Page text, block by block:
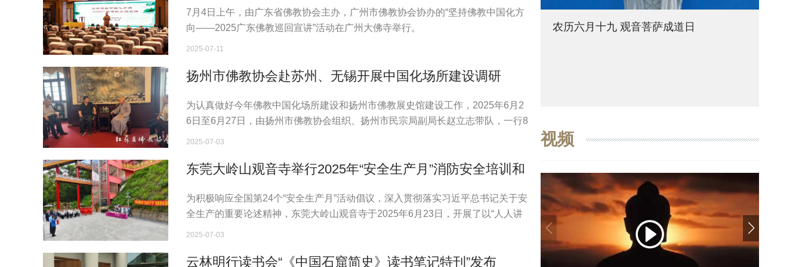
7月4日上午，由广东省佛教协会主办，广州市佛教协会协办的“坚持佛教中国化方
向——2025广东佛教巡回宣讲”活动在广州大佛寺举行。
2025-07-11
扬州市佛教协会赴苏州、无锡开展中国化场所建设调研
为认真做好今年佛教中国化场所建设和扬州市佛教展史馆建设工作，2025年6月2
6日至6月27日，由扬州市佛教协会组织、扬州市民宗局副局长赵立志带队，一行8
2025-07-03
东莞大岭山观音寺举行2025年“安全生产月”消防安全培训和
为积极响应全国第24个“安全生产月”活动倡议，深入贯彻落实习近平总书记关于安
全生产的重要论述精神，东莞大岭山观音寺于2025年6月23日，开展了以“人人讲
2025-07-03
云林明行读书会“《中国石窟简史》读书笔记特刊”发布
农历六月十九 观音菩萨成道日
视频